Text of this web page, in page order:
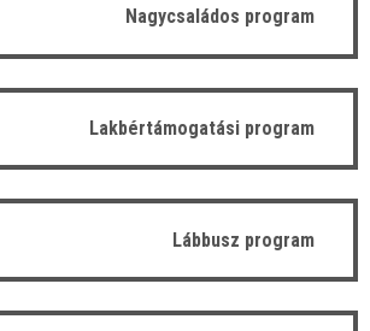
Nagycsaládos program
Lakbértámogatási program
Lábbusz program